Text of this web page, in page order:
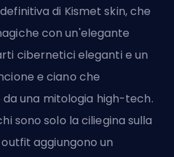
di Kismetskin, che
con un'elegante
cibernetici eleganti e un
e ciano che
una mitologia high-tech.
sono solo la ciliegina sulla
aggiungono un